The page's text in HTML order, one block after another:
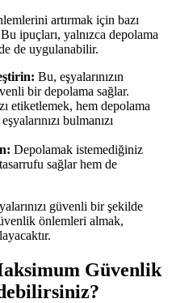
artırmak için bazı
ipuçları, yalnızca depolama
de uygulanabilir.
Bu, eşyalarınızın
bir depolama sağlar.
etiketlemek, hem depolama
bulmanızı
Depolamak istemediğiniz
sağlar hem de
güvenli bir şekilde
önlemleri almak,
Güvenlik